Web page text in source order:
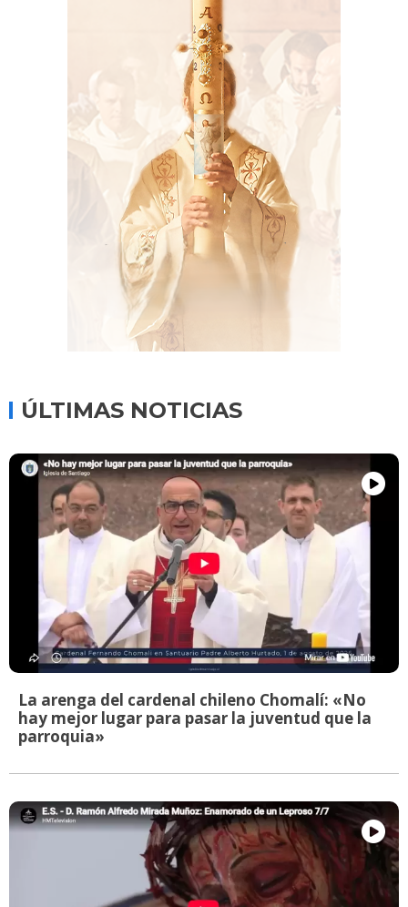
ÚLTIMAS NOTICIAS
La arenga del cardenal chileno Chomalí: «No
hay mejor lugar para pasar la juventud que la
parroquia»